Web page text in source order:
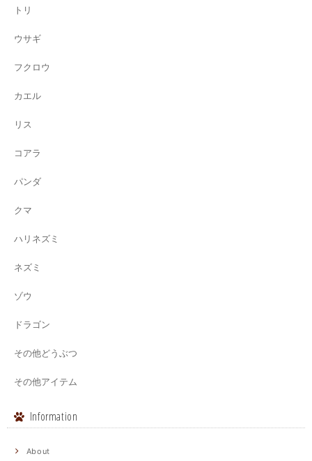
トリ
ウサギ
フクロウ
カエル
リス
コアラ
パンダ
クマ
ハリネズミ
ネズミ
ゾウ
ドラゴン
その他どうぶつ
その他アイテム
Information
About